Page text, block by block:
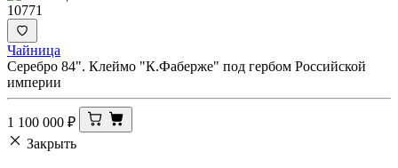
10771
Чайница
Серебро 84". Клеймо "К.Фаберже" под гербом Российской
империи
1 100 000 ₽
Закрыть